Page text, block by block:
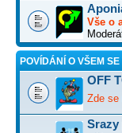
Vše o
POVÍDÁNÍ O VŠEM SE
OFF
Zde se
Srazy